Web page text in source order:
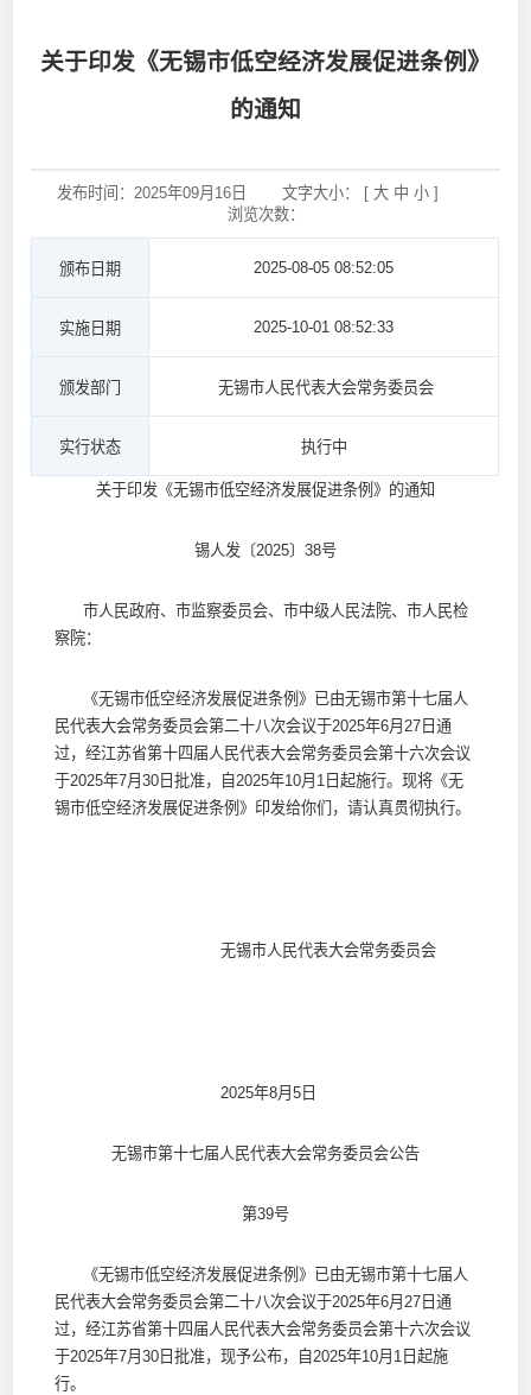
关于印发《无锡市低空经济发展促进条例》
的通知
发布时间 ： 2025年09月16日 文字大小： [ 大 中 小 ]
浏览次数：
颁布日期 2025-08-05 08:52:05
实施日期 2025-10-01 08:52:33
颁发部门 无锡市人民代表大会常务委员会
实行状态 执行中
关于印发《无锡市低空经济发展促进条例》的通知
锡人发〔2025〕38号
市人民政府、市监察委员会、市中级人民法院、市人民检
察院：
《无锡市低空经济发展促进条例》已由无锡市第十七届人
民代表大会常务委员会第二十八次会议于2025年6月27日通
过，经江苏省第十四届人民代表大会常务委员会第十六次会议
于2025年7月30日批准，自2025年10月1日起施行。现将《无
锡市低空经济发展促进条例》印发给你们，请认真贯彻执行。
无锡市人民代表大会常务委员会
2025年8月5日
无锡市第十七届人民代表大会常务委员会公告
第39号
《无锡市低空经济发展促进条例》已由无锡市第十七届人
民代表大会常务委员会第二十八次会议于2025年6月27日通
过，经江苏省第十四届人民代表大会常务委员会第十六次会议
于2025年7月30日批准，现予公布，自2025年10月1日起施
行。